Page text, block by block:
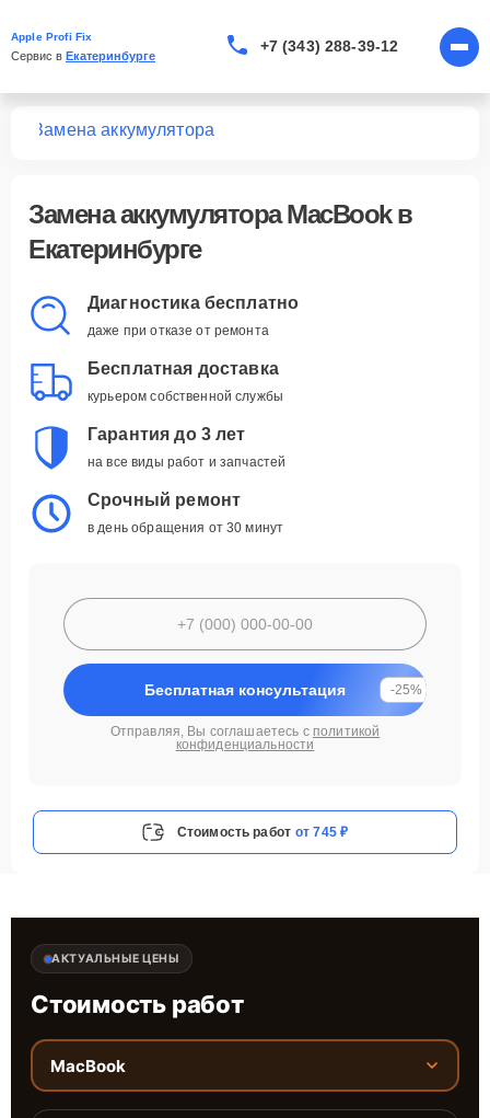
Apple Profi Fix
Сервис в Екатеринбурге
+7 (343) 288-39-12
Замена аккумулятора
Замена аккумулятора MacBook в
Екатеринбурге
Диагностика бесплатно
даже при отказе от ремонта
Бесплатная доставка
курьером собственной службы
Гарантия до 3 лет
на все виды работ и запчастей
Срочный ремонт
в день обращения от 30 минут
Бесплатная консультация -25%
Отправляя, Вы соглашаетесь с политикой
конфиденциальности
Стоимость работ от 745 ₽
АКТУАЛЬНЫЕ ЦЕНЫ
Стоимость работ
MacBook